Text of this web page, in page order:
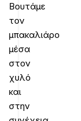
Βουτάμε
τον
μπακαλιάρο
μέσα
στον
χυλό
και
στην